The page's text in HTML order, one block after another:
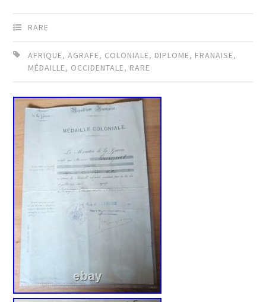
RARE
AFRIQUE,AGRAFE, COLONIALE, DIPLOME, FRANAISE,
MÉDAILLE, OCCIDENTALE, RARE